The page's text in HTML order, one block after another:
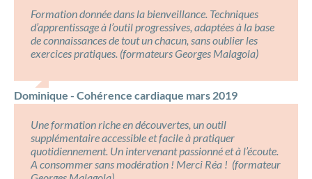
Formation donnée dans la bienveillance. Techniques
d’apprentissage à l’outil progressives, adaptées à la base
de connaissances de tout un chacun, sans oublier les
exercices pratiques. (formateurs Georges Malagola)
Dominique - Cohérence cardiaque mars 2019
Une formation riche en découvertes, un outil
supplémentaire accessible et facile à pratiquer
quotidiennement. Un intervenant passionné et à l’écoute.
A consommer sans modération ! Merci Réa ! (formateur